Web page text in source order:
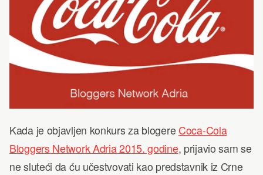
Kada je objavljen konkurs za blogere Coca-Cola
Bloggers Network Adria 2015. godine, prijavio sam se
ne sluteći da ću učestvovati kao predstavnik iz Crne